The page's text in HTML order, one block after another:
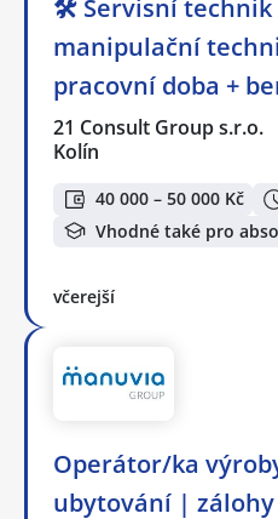
🛠️ Servisní technik
manipulační
pracovní doba +
21 Consult Group s.r.o.
Kolín
40 000 – 50 000 Kč
Vhodné také pro
včerejší
Operátor/ka
ubytování | zálohy